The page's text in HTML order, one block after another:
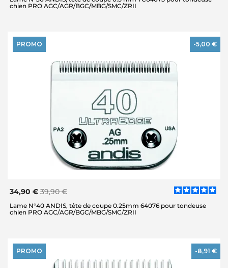
chien PRO AGC/AGR/BGC/MBG/SMC/ZRII
PROMO -5,00 €
34,90 € 39,90 €
Lame N°40 ANDIS, tête de coupe 0.25mm 64076 pour tondeuse
chien PRO AGC/AGR/BGC/MBG/SMC/ZRII
PROMO -8,91 €